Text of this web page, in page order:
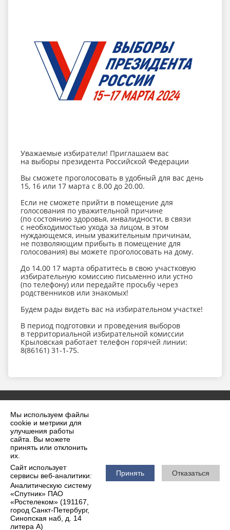
Мы используем файлы
cookie и метрики для
улучшения работы
сайта. Вы можете
принять или отклонить
их.
Сайт использует
сервисы веб-аналитики:
Аналитическую систему
«Спутник» ПАО
«Ростелеком» (191167,
город Санкт-Петербург,
Синопская наб, д. 14
литера А)
Принять Отказаться
Уважаемые избиратели! Приглашаем вас
на выборы президента Российской Федерации
Вы сможете проголосовать в удобный для вас день
15, 16 или 17 марта с 8.00 до 20.00.
Если не сможете прийти в помещение для
голосования по уважительной причине
(по состоянию здоровья, инвалидности, в связи
с необходимостью ухода за лицом, в этом
нуждающемся, иным уважительным причинам,
не позволяющим прибыть в помещение для
голосования) вы можете проголосовать на дому.
До 14.00 17 марта обратитесь в свою участковую
избирательную комиссию письменно или устно
(по телефону) или передайте просьбу через
родственников или знакомых!
Будем рады видеть вас на избирательном участке!
В период подготовки и проведения выборов
в территориальной избирательной комиссии
Крыловская работает телефон горячей линии:
8(86161) 31-1-75.
2026 г. krilovskaya.ru
Вход
Карта сайта
Политика обработки персональных данных
Сделано на KubCMS
Разработка и поддержка